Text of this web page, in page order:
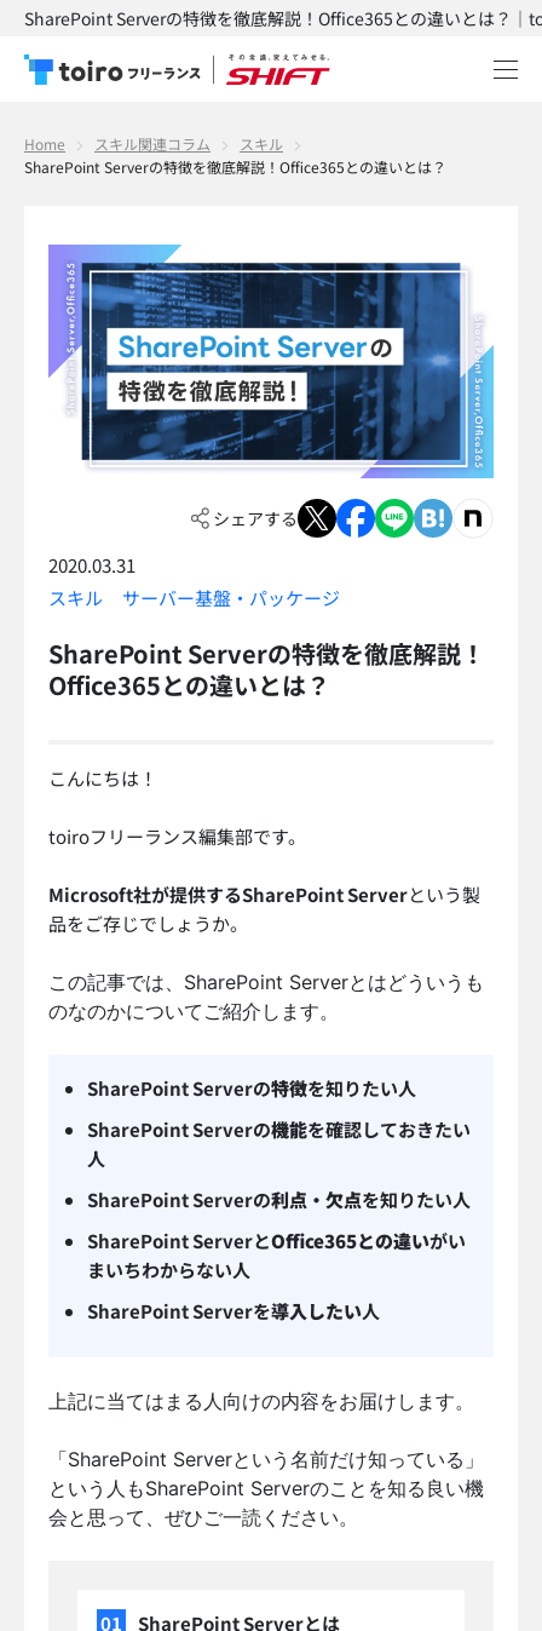
SharePoint Serverの特徴を徹底解説！Office365との違いとは？｜
Home スキル関連コラム
スキル
SharePoint Serverの特徴を徹底解説！Office365との違いとは？
シェアする
2020.03.31
スキル
サーバー基盤・パッケージ
SharePoint Serverの特徴を徹底解説！
Office365との違いとは？
こんにちは！
toiroフリーランス編集部です。
Microsoft社が提供するSharePoint Serverという製
品をご存じでしょうか。
この記事では、SharePoint Serverとはどういうも
のなのかについてご紹介します。
SharePoint Serverの特徴を知りたい人
SharePoint Serverの機能を確認しておきたい
人
SharePoint Serverの利点・欠点を知りたい人
SharePoint ServerとOffice365との違いがい
まいちわからない人
SharePoint Serverを導入したい人
上記に当てはまる人向けの内容をお届けします。
「SharePoint Serverという名前だけ知っている」
という人もSharePoint Serverのことを知る良い機
会と思って、ぜひご一読ください。
SharePoint Serverとは